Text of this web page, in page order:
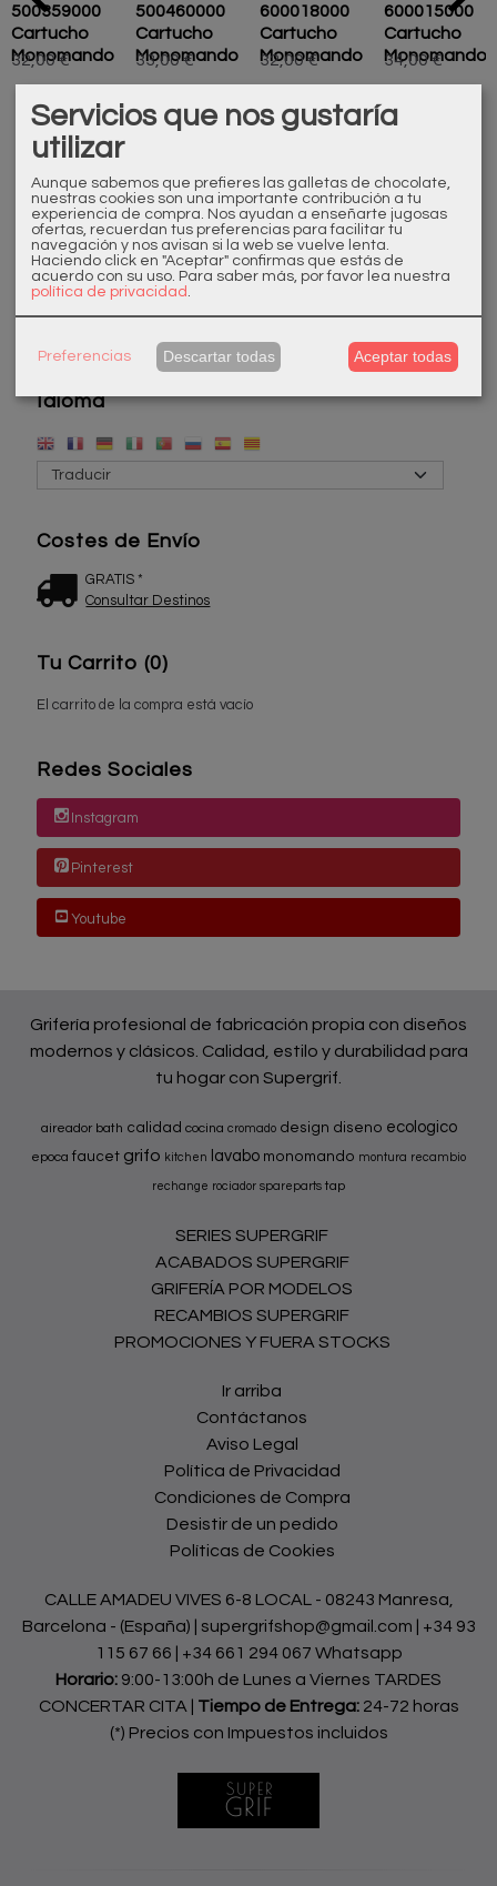
Marcas
Idioma
Costes de Envío
GRATIS *
Consultar Destinos
Tu Carrito (0)
El carrito de la compra está vacío
Redes Sociales
Instagram
Pinterest
Youtube
500359000
Cartucho
Monomando
32,00 €
500460000
Cartucho
Monomando
33,00 €
600018000
Cartucho
Monomando
32,00 €
600015000
Cartucho
Monomando
34,00 €
Grifería profesional de fabricación propia con diseños
modernos y clásicos. Calidad, estilo y durabilidad para
tu hogar con Supergrif.
aireador bath calidad cocina cromado design diseno ecologico
epoca faucet grifo kitchen lavabo monomando montura recambio
rechange rociador spareparts tap
SERIES SUPERGRIF
ACABADOS SUPERGRIF
GRIFERÍA POR MODELOS
RECAMBIOS SUPERGRIF
PROMOCIONES Y FUERA STOCKS
Ir arriba
Contáctanos
Aviso Legal
Política de Privacidad
Condiciones de Compra
Desistir de un pedido
Políticas de Cookies
CALLE AMADEU VIVES 6-8 LOCAL - 08243 Manresa,
Barcelona - (España) | supergrifshop@gmail.com | +34 93
115 67 66
+34 661 294 067 Whatsapp
Horario: 9:00-13:00h de Lunes a Viernes TARDES
CONCERTAR CITA | Tiempo de Entrega: 24-72 horas
(*) Precios con Impuestos incluidos
Servicios que nos gustaría
utilizar
Aunque sabemos que prefieres las galletas de chocolate,
nuestras cookies son una importante contribución a tu
experiencia de compra. Nos ayudan a enseñarte jugosas
ofertas, recuerdan tus preferencias para facilitar tu
navegación y nos avisan si la web se vuelve lenta.
Haciendo click en "Aceptar" confirmas que estás de
acuerdo con su uso. Para saber más, por favor lea nuestra
política de privacidad
Preferencias Descartar todas Aceptar todas